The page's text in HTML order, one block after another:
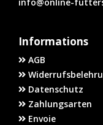
Informations
AGB
Datenschutz
Zahlungsarten
Envoie